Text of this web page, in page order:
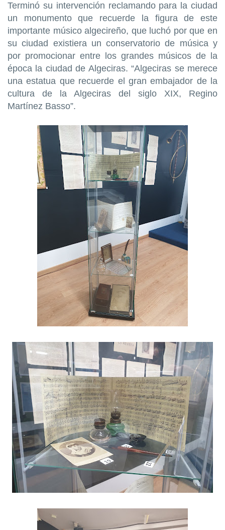
Terminó su intervención reclamando para la ciudad
un monumento que recuerde la figura de este
importante músico algecireño, que luchó por que en
su ciudad existiera un conservatorio de música y
por promocionar entre los grandes músicos de la
época la ciudad de Algeciras. “Algeciras se merece
una estatua que recuerde el gran embajador de la
cultura de la Algeciras del siglo XIX, Regino
Martínez Basso”.